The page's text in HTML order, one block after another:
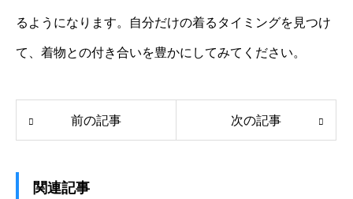
るようになります。自分だけの着るタイミングを見つけ
て、着物との付き合いを豊かにしてみてください。
前の記事 次の記事
関連記事